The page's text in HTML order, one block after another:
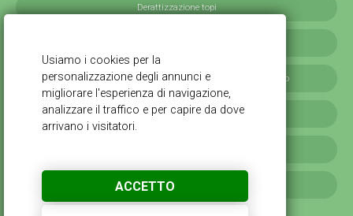
ACCETTO
Derattizzazione topi
Disinfestazione blatte germaniche in provincia di Milano
Servizi antilarvali, adulticidi invernali
Disinfestazione da cimici verdi